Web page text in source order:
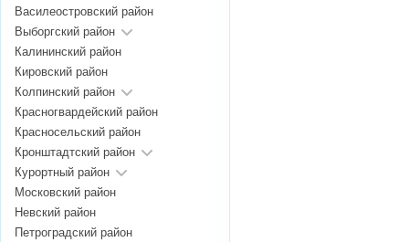
Василеостровский район
Выборгский район
Калининский район
Кировский район
Колпинский район
Красногвардейский район
Красносельский район
Кронштадтский район
Курортный район
Московский район
Невский район
Петроградский район